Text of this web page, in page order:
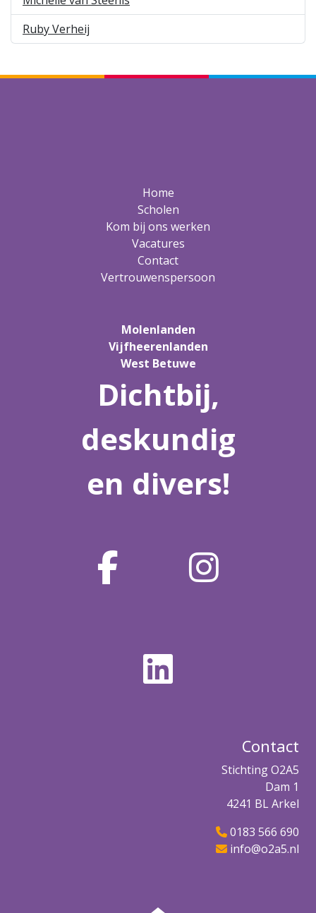
Ruby Verheij
Home
Scholen
Kom bij ons werken
Vacatures
Contact
Vertrouwenspersoon
Molenlanden
Vijfheerenlanden
West Betuwe
Dichtbij,
deskundig
en divers!
Contact
Stichting O2A5
Dam 1
4241 BL Arkel
0183 566 690
info@o2a5.nl